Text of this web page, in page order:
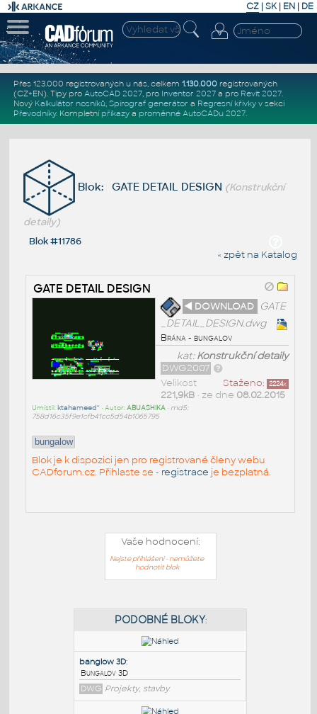
CZ | SK| EN | DE
Přes 123.000 registrovaných u nás, celkem 1.130.000registrovaných
(CZ+EN). Tipy pro AutoCAD 2027, pro Inventor 2027a pro Revit 2027.
Nový Kalkulátor nosníků, Spirograf generátor a Regresní křivkyv sekci
Převodníky. Kompletní příkazya proměnné AutoCADu 2027.
Blok: GATE DETAIL DESIGN (Konstrukční
detaily)
Blok #11786
« zpět na Katalog
GATE DETAIL DESIGN
◄ DOWNLOAD
GATE
_DETAIL_DESIGN.dwg
Brána - bungalov
kat:Konstrukční detaily
DWG2007
Staženo: 2224x
Velikost
221,9kB• ze dne 08.02.2015
Umístil: ktahameed^ • Autor:ABUASHIKA• md5:
758d16c35f9e1cfb41cc5d54b1065795
bungalow
Blok je k dispozici jen pro registrované členy webu
CADforum.cz. Přihlaste se - registrace je bezplatná.
Vaše hodnocení:
Nejste přihlášeni - nemůžete
hodnotit blok